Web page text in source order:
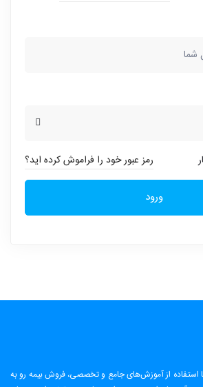
رمز عبور خود را فراموش کرده اید؟
ورود
استفاده از آموزش‌های جامع و تخصصی، فروش بیمه رو به